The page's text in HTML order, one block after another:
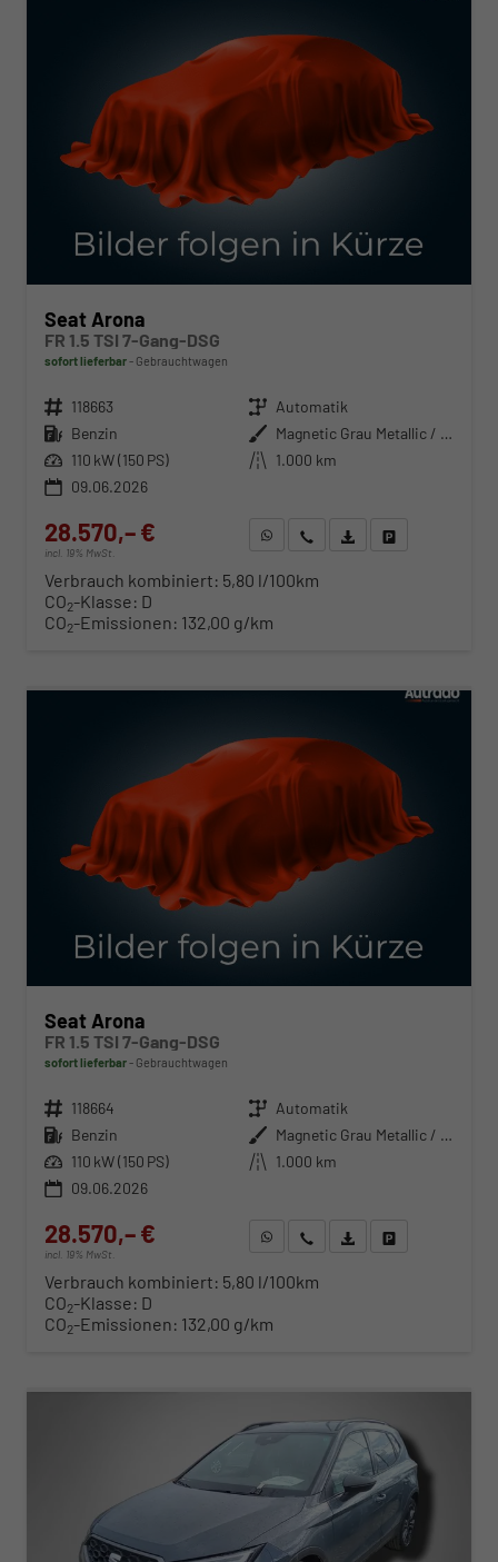
Seat Arona
FR 1.5 TSI 7-Gang-DSG
sofort lieferbar Gebrauchtwagen
Fahrzeugnr. 118663 Getriebe Automatik
Kraftstoff Benzin Außenfarbe
Magnetic Grau Metallic / Dach in Midnight Schwarz Metallic
Leistung 110 kW (150 PS) Kilometerstand 1.000 km
09.06.2026
28.570,– €
incl. 19% MwSt.
WhatsApp anfragen
Wir rufen Sie anFahrzeugexposé (PDF)
Verbrauch kombiniert: 5,80 l/100km
CO2-Klasse: D
CO2-Emissionen: 132,00 g/km
Seat Arona
FR 1.5 TSI 7-Gang-DSG
sofort lieferbar Gebrauchtwagen
Fahrzeugnr. 118664 Getriebe Automatik
Kraftstoff Benzin Außenfarbe
Magnetic Grau Metallic / Dach in Midnight Schwarz Metallic
Leistung 110 kW (150 PS) Kilometerstand 1.000 km
09.06.2026
28.570,– €
incl. 19% MwSt.
WhatsApp anfragen
Wir rufen Sie anFahrzeugexposé (PDF)
Verbrauch kombiniert: 5,80 l/100km
CO2-Klasse: D
CO2-Emissionen: 132,00 g/km